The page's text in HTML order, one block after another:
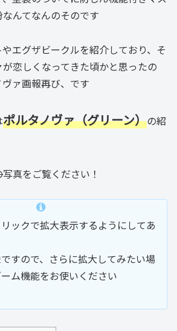
んてなんのそのです
エグザビークルを紹介しており、そ
恋しくなってきた頃かと思ったの
ァ画報再び、です
ポルタノヴァ（グリーン）の紹
写真をご覧ください！
ックで拡大表示するようにしてあ
すので、さらに拡大してみたい場
ム機能をお使いください